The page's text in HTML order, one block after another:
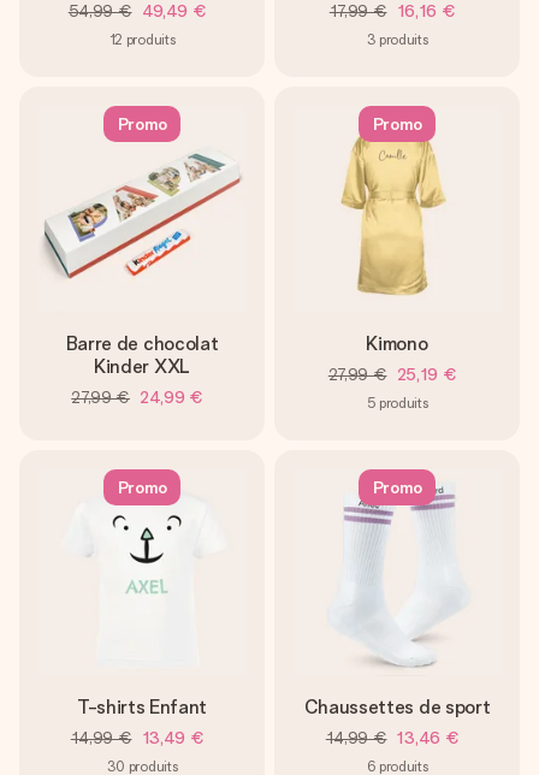
54,99 € 49,49 €
12 produits
17,99 € 16,16 €
3 produits
Promo
Barre de chocolat
Kinder XXL
27,99 € 24,99 €
Promo
Kimono
27,99 € 25,19 €
5 produits
Promo
T-shirts Enfant
14,99 € 13,49 €
30 produits
Promo
Chaussettes de sport
14,99 € 13,46 €
6 produits